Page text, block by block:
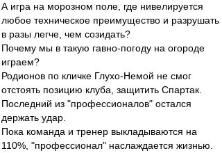
А игра на морозном поле, где нивелируется
любое техническое преимущество и разрушать
в разы легче, чем созидать?
Почему мы в такую гавно-погоду на огороде
играем?
Родионов по кличке Глухо-Немой не смог
отстоять позицию клуба, защитить Спартак.
Последний из "профессионалов" остался
держать удар.
Пока команда и тренер выкладываются на
110%, "профессионал" наслаждается жизнью.